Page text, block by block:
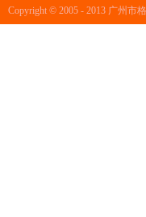
Copyright © 2005 - 2013 广州市